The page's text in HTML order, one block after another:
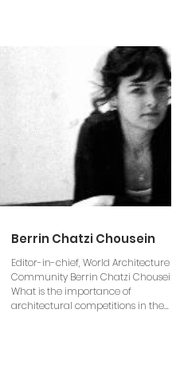
Berrin Chatzi Chousein
Editor-in-chief, World Architecture
Community Berrin Chatzi Chousein
What is the importance of
architectural competitions in the...